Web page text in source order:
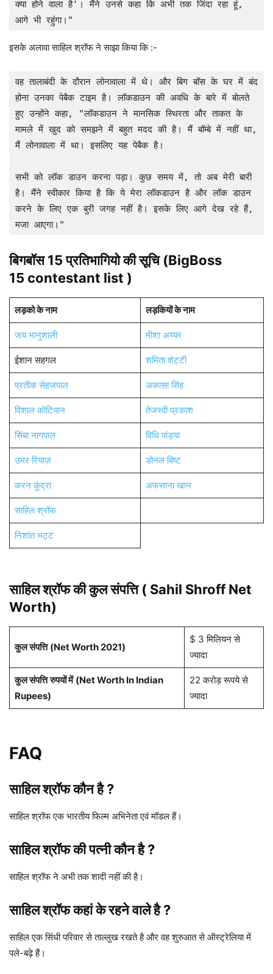
क्या होने वाला है'। मैंने उनसे कहा कि अभी तक जिंदा रहा हूं,
आगे भी रहुंगा।"
इसके अलावा साहिल श्रॉफ ने साझा किया कि :-
वह तालाबंदी के दौरान लोनावाला में थे। और बिग बॉस के घर में बंद
होना उनका पेबैक टाइम है। लॉकडाउन की अवधि के बारे में बोलते
हुए उन्होंने कहा, "लॉकडाउन ने मानसिक स्थिरता और ताकत के
मामले में खुद को समझने में बहुत मदद की है। मैं बॉम्बे में नहीं था,
मैं लोनावाला में था। इसलिए यह पेबैक है।
सभी को लॉक डाउन करना पड़ा। कुछ समय में, तो अब मेरी बारी
है। मैंने स्वीकार किया है कि ये मेरा लॉकडाउन है और लॉक डाउन
करने के लिए एक बुरी जगह नहीं है। इसके लिए आगे देख रहे हैं,
मजा आएगा।"
बिगबॉस 15 प्रतिभागियो की सूचि (BigBoss
15 contestant list )
लड़को के नाम लड़कियों के नाम
जय भानुशाली मीशा अय्यर
ईशान सहगल शमिता शेट्टी
प्रतीक सेहजपाल अकासा सिंह
विशाल कोटियान तेजस्वी प्रकाश
सिंबा नागपाल विधि पांड्या
उमर रियाज़ डोनल बिष्ट
करन कुंद्रा अफसाना खान
साहिल श्रॉफ
निशांत भट्ट
साहिल श्रॉफकी कुल संपत्ति ( Sahil Shroff Net
Worth)
कुल संपत्ति (Net Worth 2021)
$ 3 मिलियन से
ज्यादा
कुल संपत्ति रुपयों में (Net Worth In Indian
Rupees)
22 करोड़ रूपये से
ज्यादा
FAQ
साहिल श्रॉफ कौन है ?
साहिल श्रॉफ एक भारतीय फिल्म अभिनेता एवं मॉडल हैं।
साहिल श्रॉफ की पत्नी कौन है ?
साहिल श्रॉफ ने अभी तक शादी नहीं की है।
साहिल श्रॉफकहां के रहने वाले है ?
साहिल एक सिंधी परिवार से ताल्लुख रखते है और वह शुरुआत से ऑस्ट्रेलिया में
पले-बढ़े हैं।